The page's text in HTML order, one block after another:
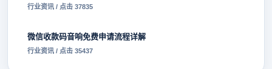
行业资讯 / 点击 37835
微信收款码音响免费申请流程详解
行业资讯 / 点击 35437